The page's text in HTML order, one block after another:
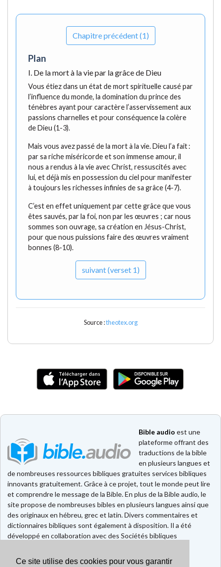
Ce site utilise des cookies pour vous garantir
Chapitre précédent (1)
Plan
I. De la mort à la vie par la grâce de Dieu
Vous étiez dans un état de mort spirituelle causé par
l’influence du monde, la domination du prince des
ténèbres ayant pour caractère l’asservissement aux
passions charnelles et pour conséquence la colère
de Dieu (1-3).
Mais vous avez passé de la mort à la vie. Dieu l’a fait :
par sa riche miséricorde et son immense amour, il
nous a rendus à la vie avec Christ, ressuscités avec
lui, et déjà mis en possession du ciel pour manifester
à toujours les richesses infinies de sa grâce (4-7).
C’est en effet uniquement par cette grâce que vous
êtes sauvés, par la foi, non par les œuvres ; car nous
sommes son ouvrage, sa création en Jésus-Christ,
pour que nous puissions faire des œuvres vraiment
bonnes (8-10).
suivant (verset 1)
Source :theotex.org
Bible audio est une
plateforme offrant des
traductions de la bible
en plusieurs langues et
de nombreuses ressources bibliques gratuites services bibliques
innovants gratuitement. Grâce à ce projet, tout le monde peut lire
et comprendre le message de la Bible. En plus de la Bible audio, le
site propose de nombreuses bibles en plusieurs langues ainsi que
des originaux en hébreu, grec et latin. Divers commentaires et
dictionnaires bibliques sont également à disposition. Il a été
développé en collaboration avec des Sociétés bibliques
Faire un don